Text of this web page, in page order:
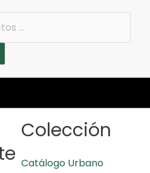
Colección
Catálogo Urbano